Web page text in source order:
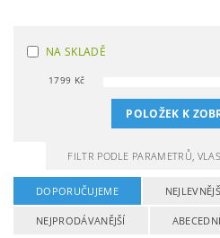
NA SKLADĚ
1799 Kč
POLOŽEK K
FILTR PODLE PARAMETRŮ,
DOPORUČUJEME
NEJPRODÁVANĚJŠÍ